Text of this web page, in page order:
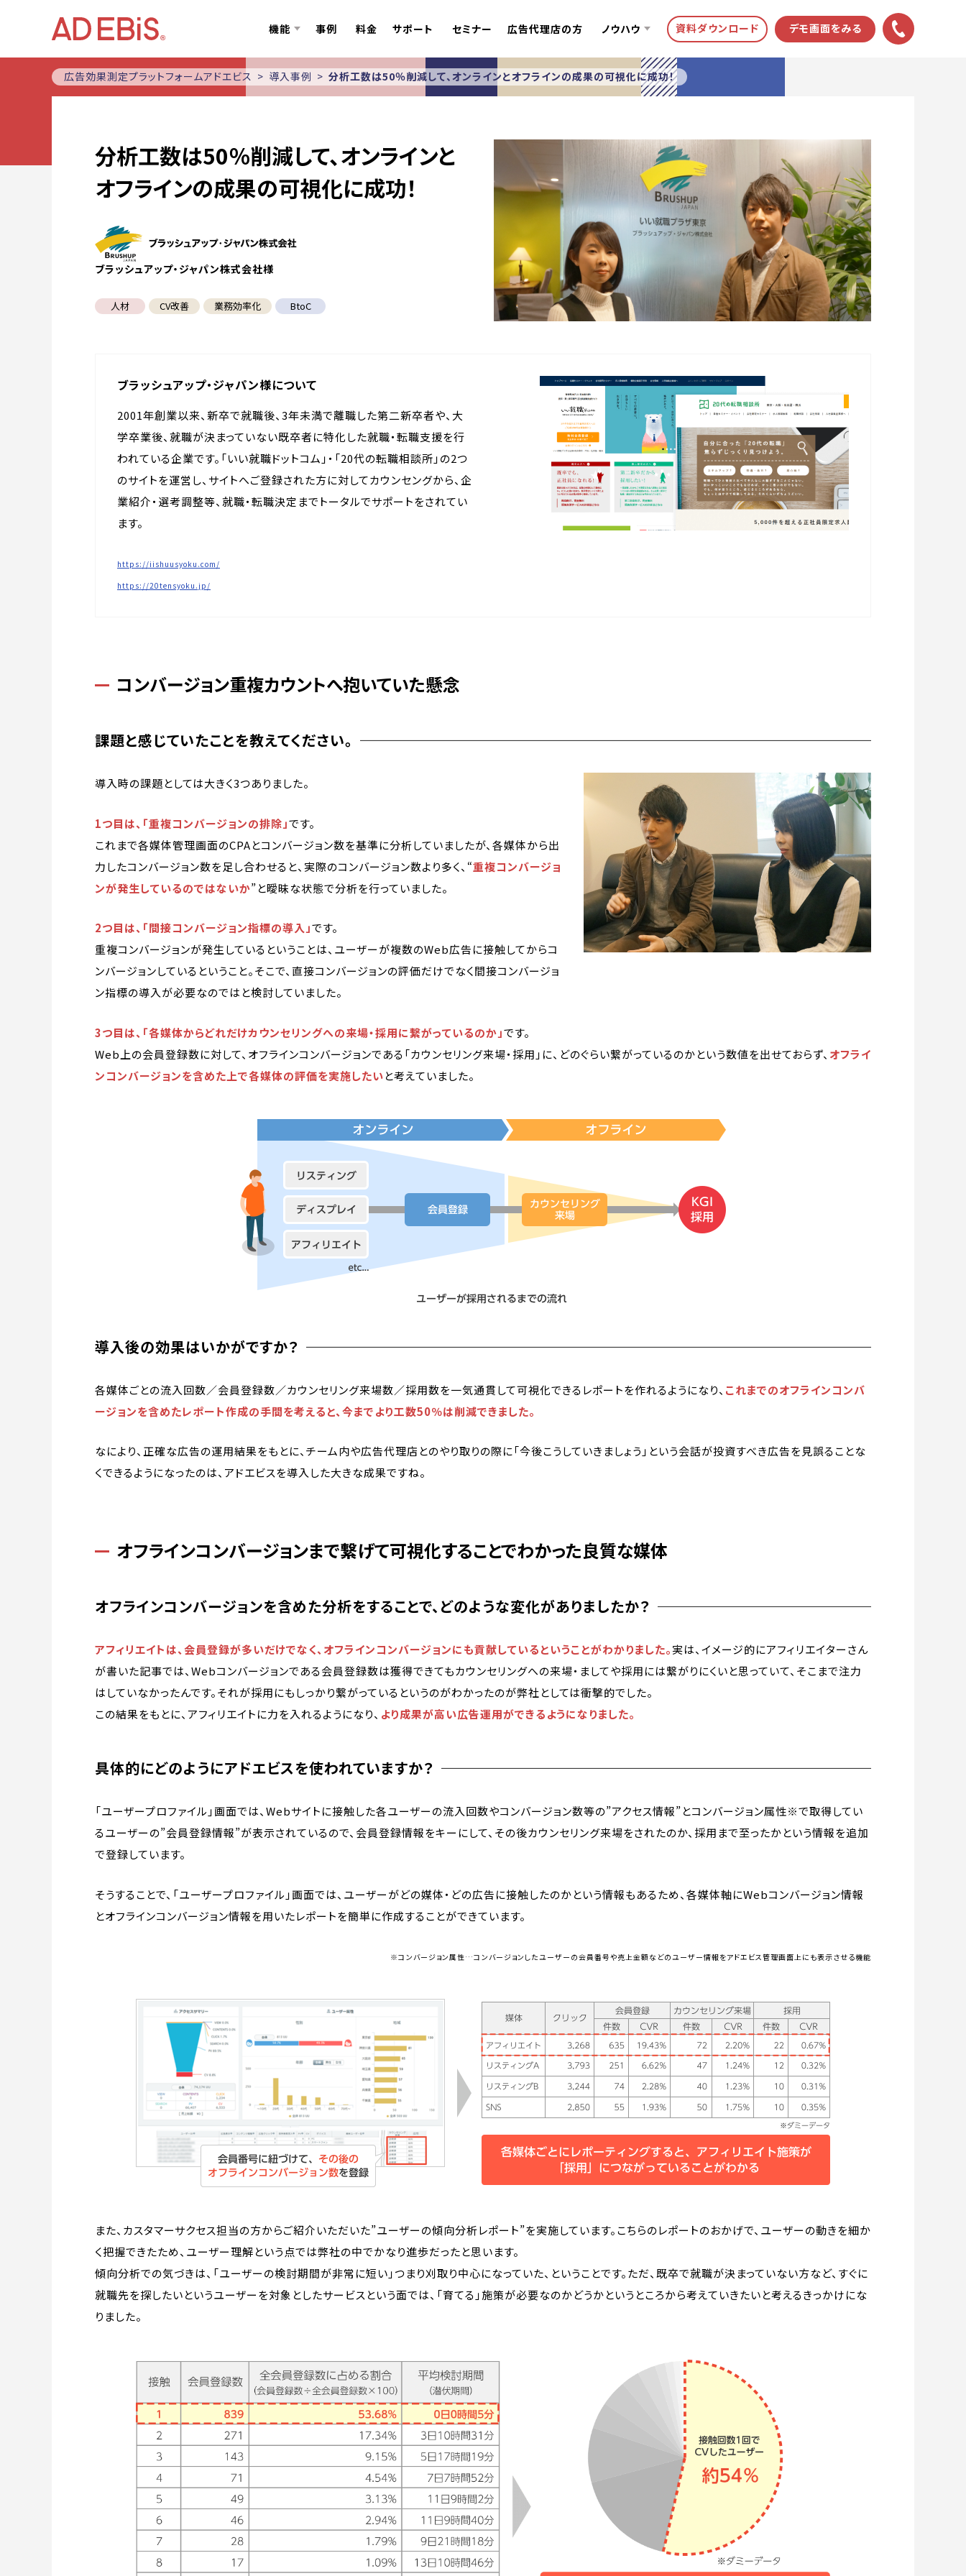
機能 事例 料金 サポート セミナー 広告代理店の方 ノウハウ 資料ダウンロード デモ画面をみる
広告効果測定プラットフォームアドエビス 導入事例 分析工数は50％削減して、オンラインとオフラインの成果の可視化に成功！
分析工数は50％削減して、オンラインと
オフラインの成果の可視化に成功！
ブラッシュアップ・ジャパン株式会社様
人材 CV改善 業務効率化 BtoC
ブラッシュアップ・ジャパン様について
2001年創業以来、新卒で就職後、3年未満で離職した第二新卒者や、大
学卒業後、就職が決まっていない既卒者に特化した就職・転職支援を行
われている企業です。「いい就職ドットコム」・「20代の転職相談所」の2つ
のサイトを運営し、サイトへご登録された方に対してカウンセングから、企
業紹介・選考調整等、就職・転職決定までトータルでサポートをされてい
ます。
https://iishuusyoku.com/
https://20tensyoku.jp/
コンバージョン重複カウントへ抱いていた懸念
課題と感じていたことを教えてください。
導入時の課題としては大きく3つありました。
1つ目は、「重複コンバージョンの排除」です。
これまで各媒体管理画面のCPAとコンバージョン数を基準に分析していましたが、各媒体から出
力したコンバージョン数を足し合わせると、実際のコンバージョン数より多く、“重複コンバージョ
ンが発生しているのではないか”と曖昧な状態で分析を行っていました。
2つ目は、「間接コンバージョン指標の導入」です。
重複コンバージョンが発生しているということは、ユーザーが複数のWeb広告に接触してからコ
ンバージョンしているということ。そこで、直接コンバージョンの評価だけでなく間接コンバージョ
ン指標の導入が必要なのではと検討していました。
3つ目は、「各媒体からどれだけカウンセリングへの来場・採用に繋がっているのか」です。
Web上の会員登録数に対して、オフラインコンバージョンである「カウンセリング来場・採用」に、どのぐらい繋がっているのかという数値を出せておらず、 オフライ
ンコンバージョンを含めた上で各媒体の評価を実施したいと考えていました。
導入後の効果はいかがですか？
各媒体ごとの流入回数／会員登録数／カウンセリング来場数／採用数を一気通貫して可視化できるレポートを作れるようになり、 これまでのオフラインコンバ
ージョンを含めたレポート作成の手間を考えると、今までより工数50％は削減できました。
なにより、正確な広告の運用結果をもとに、チーム内や広告代理店とのやり取りの際に「今後こうしていきましょう」という会話が投資すべき広告を見誤ることな
くできるようになったのは、アドエビスを導入した大きな成果ですね。
オフラインコンバージョンまで繋げて可視化することでわかった良質な媒体
オフラインコンバージョンを含めた分析をすることで、どのような変化がありましたか？
アフィリエイトは、会員登録が多いだけでなく、オフラインコンバージョンにも貢献しているということがわかりました。実は、イメージ的にアフィリエイターさん
が書いた記事では、Webコンバージョンである会員登録数は獲得できてもカウンセリングへの来場・ましてや採用には繋がりにくいと思っていて、そこまで注力
はしていなかったんです。それが採用にもしっかり繋がっているというのがわかったのが弊社としては衝撃的でした。
この結果をもとに、アフィリエイトに力を入れるようになり、 より成果が高い広告運用ができるようになりました。
具体的にどのようにアドエビスを使われていますか？
「ユーザープロファイル」画面では、Webサイトに接触した各ユーザーの流入回数やコンバージョン数等の”アクセス情報”とコンバージョン属性※で取得してい
るユーザーの”会員登録情報”が表示されているので、会員登録情報をキーにして、その後カウンセリング来場をされたのか、採用まで至ったかという情報を追加
で登録しています。
そうすることで、「ユーザープロファイル」画面では、ユーザーがどの媒体・どの広告に接触したのかという情報もあるため、各媒体軸にWebコンバージョン情報
とオフラインコンバージョン情報を用いたレポートを簡単に作成することができています。
※コンバージョン属性…コンバージョンしたユーザーの会員番号や売上金額などのユーザー情報をアドエビス管理画面上にも表示させる機能
また、カスタマーサクセス担当の方からご紹介いただいた”ユーザーの傾向分析レポート”を実施しています。こちらのレポートのおかげで、ユーザーの動きを細か
く把握できたため、ユーザー理解という点では弊社の中でかなり進歩だったと思います。
傾向分析での気づきは、「ユーザーの検討期間が非常に短い」つまり刈取り中心になっていた、ということです。ただ、既卒で就職が決まっていない方など、すぐに
就職先を探したいというユーザーを対象としたサービスという面では、「育てる」施策が必要なのかどうかというところから考えていきたいと考えるきっかけにな
りました。